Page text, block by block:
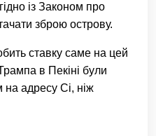
із Законом про
зброю острову.
ставку саме на цей
в Пекіні були
адресу Сі, ніж